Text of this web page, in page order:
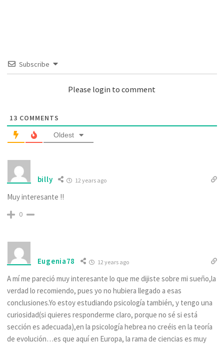
Subscribe
Please login to comment
13 COMMENTS
Oldest
billy 12 years ago
Muy interesante !!
0
Eugenia78 12 years ago
A mí me pareció muy interesante lo que me dijiste sobre mi sueño,la
verdad lo recomiendo, pues yo no hubiera llegado a esas
conclusiones.Yo estoy estudiando psicología también, y tengo una
curiosidad(si quieres responderme claro, porque no sé si está
sección es adecuada),en la psicología hebrea no creéis en la teoría
de evolución…es que aquí en Europa, la rama de ciencias es muy